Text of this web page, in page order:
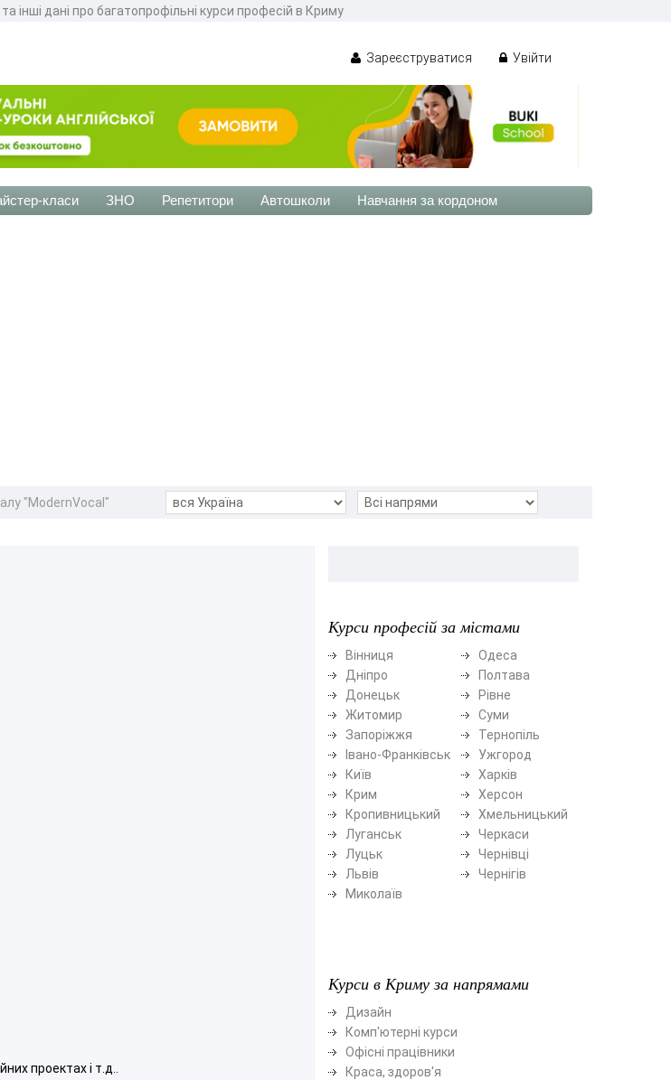
інші дані про багатопрофільні курси професій в Криму
Зареєструватися Увійти
класи ЗНО Репетитори Автошколи Навчання за кордоном
"ModernVocal"
проектах і т.д..
Курси професій за містами
Вінниця
Дніпро
Донецьк
Житомир
Запоріжжя
Івано-Франківськ
Київ
Крим
Кропивницький
Луганськ
Луцьк
Львів
Миколаїв
Одеса
Полтава
Рівне
Суми
Тернопіль
Ужгород
Харків
Херсон
Хмельницький
Черкаси
Чернівці
Чернігів
Курси в Криму за напрямами
Дизайн
Комп'ютерні курси
Офісні працівники
Краса, здоров'я